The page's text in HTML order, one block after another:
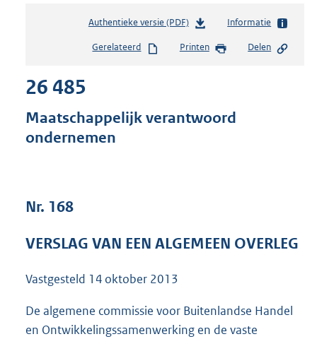
Authentieke versie (PDF)b
s
d
s
:
K
b
Informatie
Gerelateerd Printen Delen
26 485
Maatschappelijk verantwoord
ondernemen
Nr. 168
VERSLAG VAN EEN ALGEMEEN OVERLEG
Vastgesteld 14 oktober 2013
De algemene commissie voor Buitenlandse Handel
en Ontwikkelingssamenwerking en de vaste